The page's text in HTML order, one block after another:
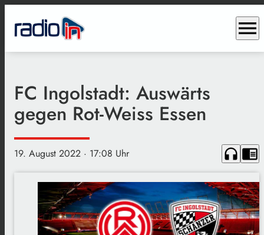
menu
FC Ingolstadt: Auswärts
gegen Rot-Weiss Essen
19. August 2022 · 17:08 Uhr headphones chrome_reader_mode